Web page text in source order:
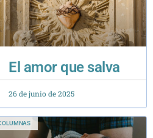
El amor que salva
26 de junio de 2025
COLUMNAS